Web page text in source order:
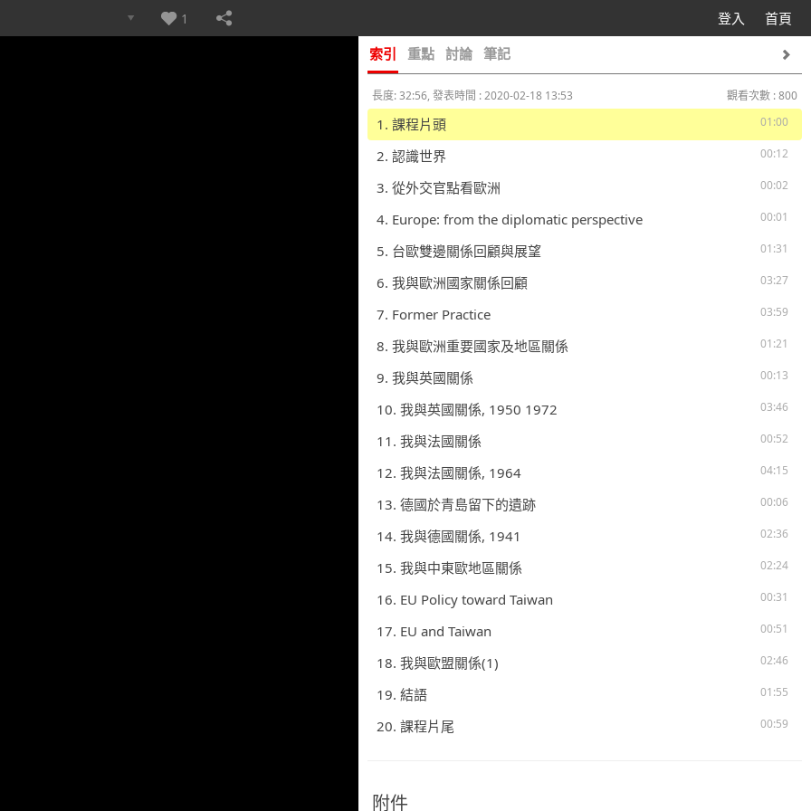
登入 首頁
1
索引 重點 討論 筆記
長度: 32:56, 發表時間 : 2020-02-18 13:53
觀看次數 : 800
01:00
1. 課程片頭
00:12
2. 認識世界
00:02
3. 從外交官點看歐洲
00:01
4. Europe: from the diplomatic perspective
01:31
5. 台歐雙邊關係回顧與展望
03:27
6. 我與歐洲國家關係回顧
03:59
7. Former Practice
01:21
8. 我與歐洲重要國家及地區關係
00:13
9. 我與英國關係
03:46
10. 我與英國關係, 1950 1972
00:52
11. 我與法國關係
04:15
12. 我與法國關係, 1964
00:06
13. 德國於青島留下的遺跡
02:36
14. 我與德國關係, 1941
02:24
15. 我與中東歐地區關係
00:31
16. EU Policy toward Taiwan
00:51
17. EU and Taiwan
02:46
18. 我與歐盟關係(1)
01:55
19. 結語
00:59
20. 課程片尾
附件